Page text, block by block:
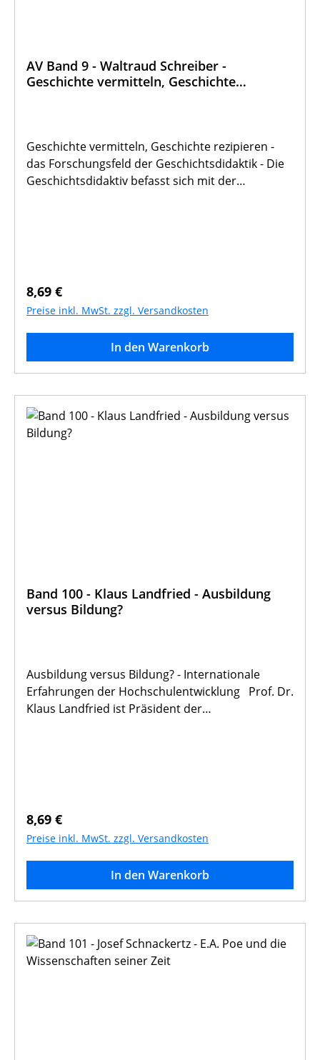
AV Band 9 - Waltraud Schreiber -
Geschichte vermitteln, Geschichte
Geschichte vermitteln, Geschichte rezipieren -
das Forschungsfeld der Geschichtsdidaktik - Die
Geschichtsdidaktiv befasst sich mit der
man allüberall hören. Es besteht also
Handlungsbedarf . . . Die Verfasserin ist
Professorin für Theologie und Didaktik der
Geschichte an der Geschichts- u.
Gesellschaftswissenschaftlichen Fakultät der
Katholischen Universtät Eichstätt.
Regulärer Preis:
8,69 €
Preise inkl. MwSt. zzgl. Versandkosten
In den Warenkorb
Band 100 - Klaus Landfried - Ausbildung
versus Bildung?
Ausbildung versus Bildung? - Internationale
Erfahrungen der Hochschulentwicklung Prof. Dr.
Klaus Landfried ist Präsident der
Regulärer Preis:
8,69 €
Preise inkl. MwSt. zzgl. Versandkosten
In den Warenkorb